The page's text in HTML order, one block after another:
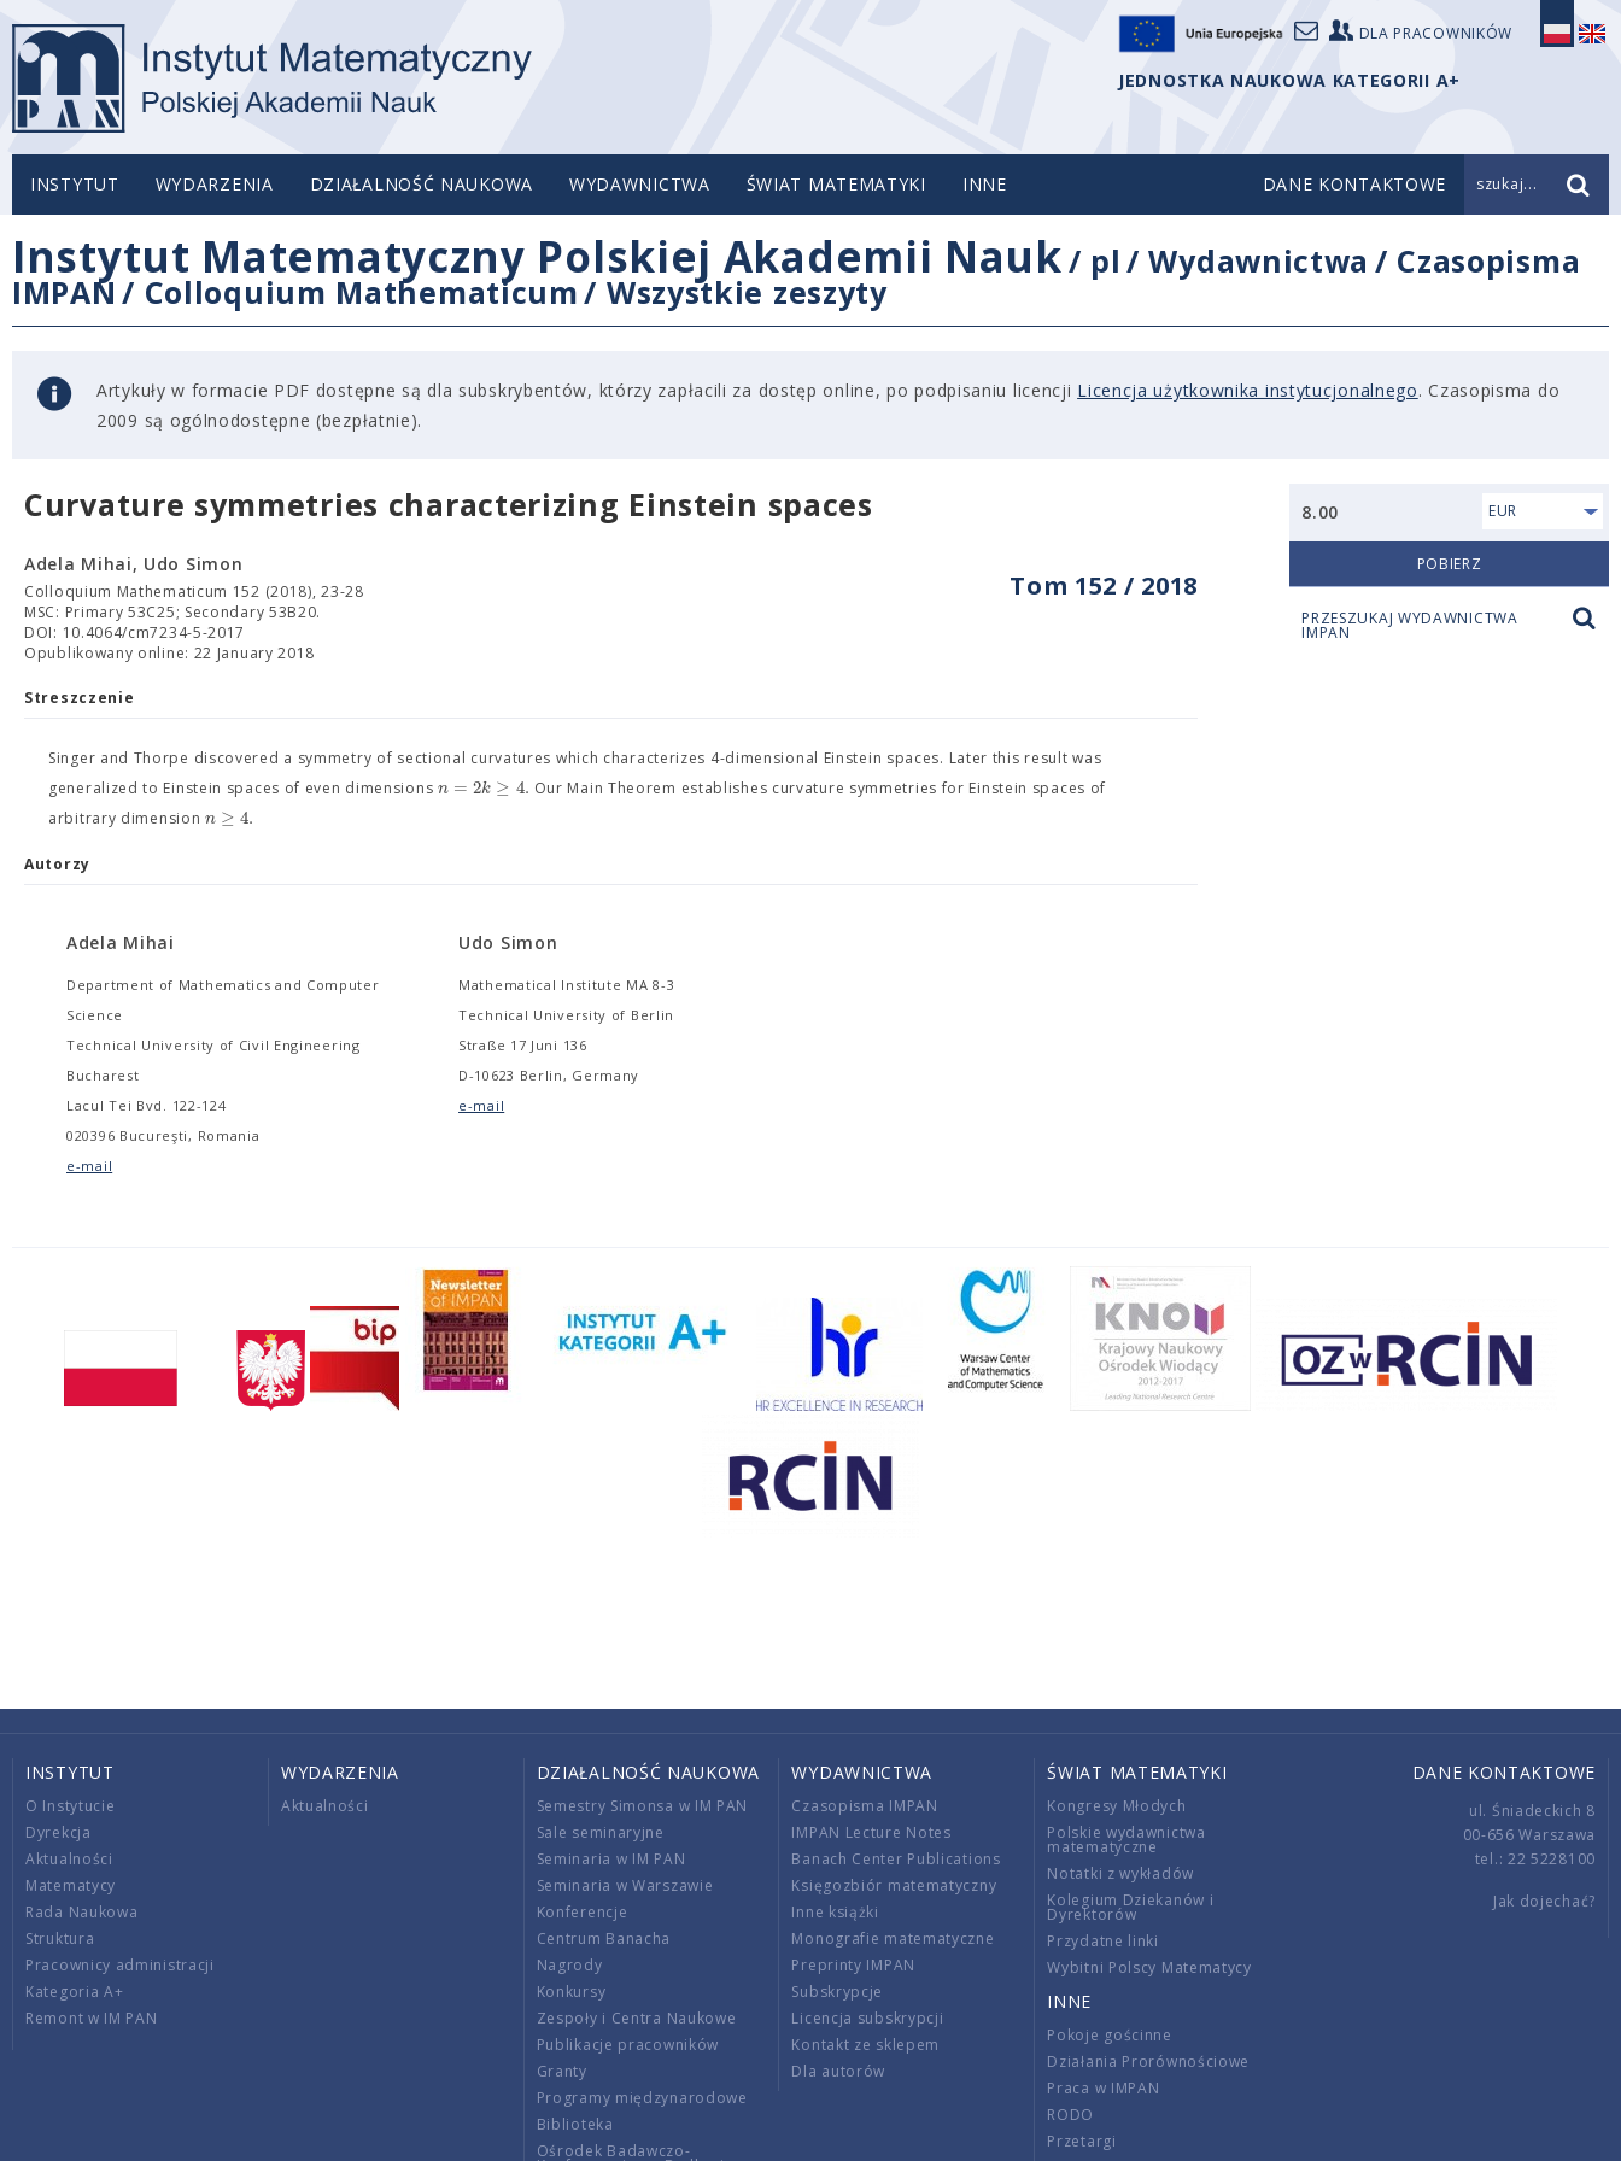
DLA PRACOWNIKÓW
JEDNOSTKA NAUKOWA KATEGORII A+
INSTYTUT WYDARZENIA DZIAŁALNOŚĆ NAUKOWA WYDAWNICTWA ŚWIAT MATEMATYKI INNE DANE KONTAKTOWE szukaj...
Instytut Matematyczny Polskiej Akademii Nauk/ pl /Wydawnictwa / Czasopisma
IMPAN / Colloquium Mathematicum/ Wszystkie zeszyty
Artykuły w formacie PDF dostępne są dla subskrybentów, którzy zapłacili za dostęp online, po podpisaniu licencji Licencja użytkownika instytucjonalnego. Czasopisma do
2009 są ogólnodostępne (bezpłatnie).
Curvature symmetries characterizing Einstein spaces
Tom 152 / 2018
Adela Mihai, Udo Simon
Colloquium Mathematicum 152 (2018), 23-28
MSC: Primary 53C25; Secondary 53B20.
DOI: 10.4064/cm7234-5-2017
Opublikowany online: 22 January 2018
Streszczenie
Singer and Thorpe discovered a symmetry of sectional curvatures which characterizes 4-dimensional Einstein spaces. Later this result was
generalized to Einstein spaces of even dimensionsn = 2k ≥ 4. Our Main Theorem establishes curvature symmetries for Einstein spaces of
arbitrary dimension n ≥ 4.
Autorzy
Adela Mihai
Department of Mathematics and Computer
Science
Technical University of Civil Engineering
Bucharest
Lacul Tei Bvd. 122-124
020396 Bucureşti, Romania
e-mail
Udo Simon
Mathematical Institute MA 8-3
Technical University of Berlin
Straße 17 Juni 136
D-10623 Berlin, Germany
e-mail
8.00 EUR
POBIERZ
PRZESZUKAJ WYDAWNICTWA
IMPAN
INSTYTUT
O Instytucie
Dyrekcja
Aktualności
Matematycy
Rada Naukowa
Struktura
Pracownicy administracji
Kategoria A+
Remont w IM PAN
WYDARZENIA
Aktualności
DZIAŁALNOŚĆ NAUKOWA
Semestry Simonsa w IM PAN
Sale seminaryjne
Seminaria w IM PAN
Seminaria w Warszawie
Konferencje
Centrum Banacha
Nagrody
Konkursy
Zespoły i Centra Naukowe
Publikacje pracowników
Granty
Programy międzynarodowe
Biblioteka
Ośrodek Badawczo-
WYDAWNICTWA
Czasopisma IMPAN
IMPAN Lecture Notes
Banach Center Publications
Księgozbiór matematyczny
Inne książki
Monografie matematyczne
Preprinty IMPAN
Subskrypcje
Licencja subskrypcji
Kontakt ze sklepem
Dla autorów
ŚWIAT MATEMATYKI
Kongresy Młodych
Polskie wydawnictwa
matematyczne
Notatki z wykładów
Kolegium Dziekanów i
Dyrektorów
Przydatne linki
Wybitni Polscy Matematycy
INNE
Pokoje gościnne
Działania Prorównościowe
Praca w IMPAN
RODO
Przetargi
DANE KONTAKTOWE
ul. Śniadeckich 8
00-656 Warszawa
tel.: 22 5228100
Jak dojechać?